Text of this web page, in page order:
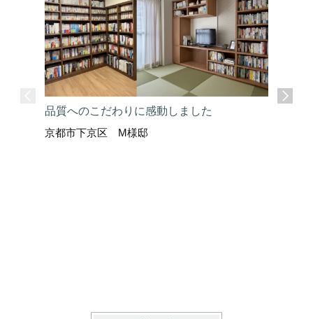
品質へのこだわりに感動しました
京都市下京区 M様邸